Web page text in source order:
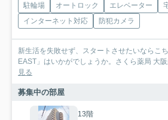
駐輪場 オートロック エレベーター
インターネット対応
防犯カメラ
新生活を失敗せず、スタートさせたいならこ
EAST」はいかがでしょうか。さくら薬局 大
見る
募集中の部屋
13階